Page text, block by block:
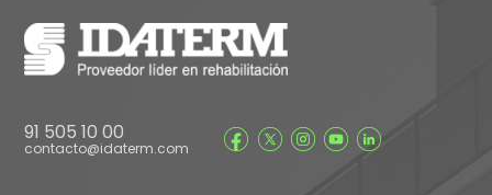
91 505 10 00
contacto@idaterm.com